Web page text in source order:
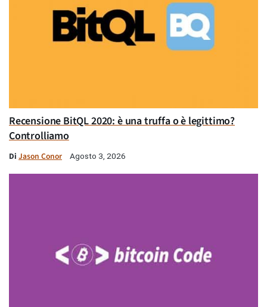
Recensione BitQL 2020: è una truffa o è legittimo?
Controlliamo
Di Jason Conor Agosto 3, 2026